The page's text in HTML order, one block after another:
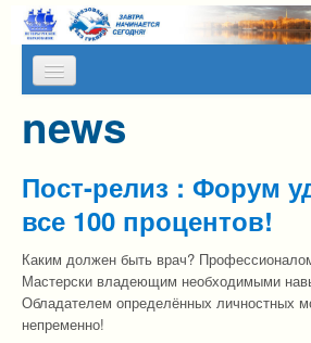
Skip to content
Skip to navigation
ПРЕСС-СЛУЖБА
ПРОГРАММЫ НА КАНИКУЛЫ
ОТЗЫВЫ
news
Пост-релиз : Форум
все 100 процентов!
Каким должен быть врач?
Мастерски владеющим необходимыми
Обладателем определённых личностных
непременно!